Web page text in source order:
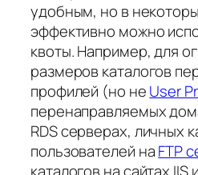
удобным, но в
эффективно можно
квоты. Например, для
размеров каталогов
профилей (но неUser
перенаправляемых
RDS серверах, личных
пользователей наFTP
каталогов на сайтах IIS